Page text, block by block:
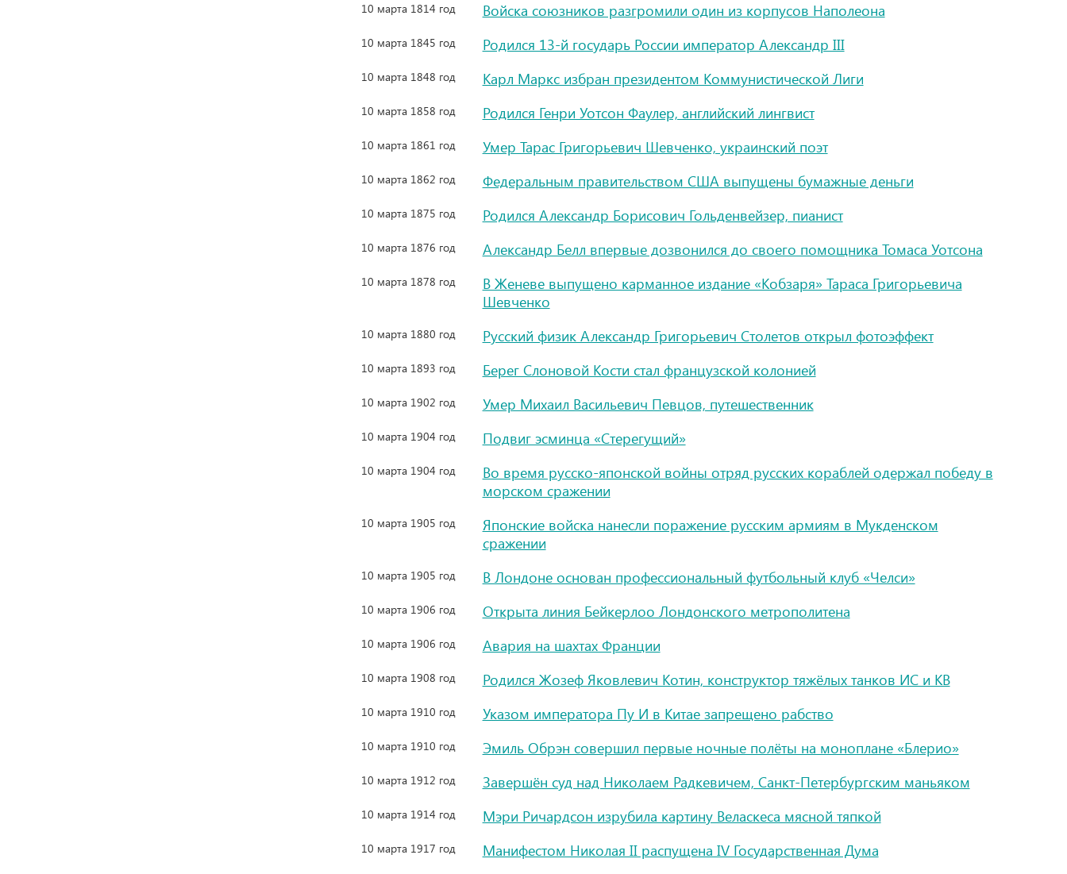
10 марта 1814 год Войска союзников разгромили один из корпусов Наполеона
10 марта 1845 год Родился 13-й государь России император Александр III
10 марта 1848 год Карл Маркс избран президентом Коммунистической Лиги
10 марта 1858 год Родился Генри Уотсон Фаулер, английский лингвист
10 марта 1861 год Умер Тарас Григорьевич Шевченко, украинский поэт
10 марта 1862 год Федеральным правительством США выпущены бумажные деньги
10 марта 1875 год Родился Александр Борисович Гольденвейзер, пианист
10 марта 1876 год Александр Белл впервые дозвонился до своего помощника Томаса Уотсона
10 марта 1878 год
В Женеве выпущено карманное издание «Кобзаря» Тараса Григорьевича
Шевченко
10 марта 1880 год Русский физик Александр Григорьевич Столетов открыл фотоэффект
10 марта 1893 год Берег Слоновой Кости стал французской колонией
10 марта 1902 год Умер Михаил Васильевич Певцов, путешественник
10 марта 1904 год Подвиг эсминца «Стерегущий»
10 марта 1904 год
Во время русско-японской войны отряд русских кораблей одержал победу в
морском сражении
10 марта 1905 год
Японские войска нанесли поражение русским армиям в Мукденском
сражении
10 марта 1905 год В Лондоне основан профессиональный футбольный клуб «Челси»
10 марта 1906 год Открыта линия Бейкерлоо Лондонского метрополитена
10 марта 1906 год Авария на шахтах Франции
10 марта 1908 год Родился Жозеф Яковлевич Котин, конструктор тяжёлых танков ИС и КВ
10 марта 1910 год Указом императора Пу И в Китае запрещено рабство
10 марта 1910 год Эмиль Обрэн совершил первые ночные полёты на моноплане «Блерио»
10 марта 1912 год Завершён суд над Николаем Радкевичем, Санкт-Петербургским маньяком
10 марта 1914 год Мэри Ричардсон изрубила картину Веласкеса мясной тяпкой
10 марта 1917 год Манифестом Николая II распущена IV Государственная Дума